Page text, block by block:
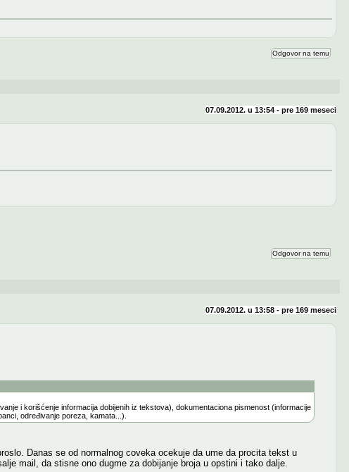
Odgovor na temu
07.09.2012. u 13:54 - pre 169 meseci
Odgovor na temu
07.09.2012. u 13:58 - pre 169 meseci
i korišćenje informacija dobijenih iz tekstova), dokumentaciona pismenost (informacije
određivanje poreza, kamata...).
Danas se od normalnog coveka ocekuje da ume da procita tekst u
mail, da stisne ono dugme za dobijanje broja u opstini i tako dalje.